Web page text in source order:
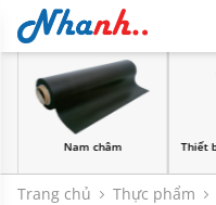
Thiết bị văn phòng & đồ
Trang chủ Thực phẩm